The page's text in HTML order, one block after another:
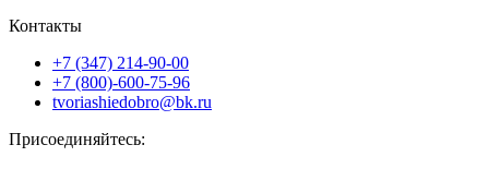
Контакты
+7 (347) 214-90-00
+7 (800)-600-75-96
tvoriashiedobro@bk.ru
Присоединяйтесь: